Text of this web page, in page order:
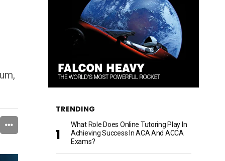
TRENDING
What Role Does Online Tutoring Play In
Achieving Success In ACA And ACCA
Exams?